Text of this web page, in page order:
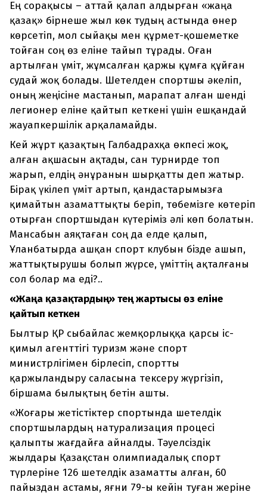
Ең сорақысы – аттай қалап алдырған «жаңа
қазақ» бірнеше жыл көк тудың астында өнер
көрсетіп, мол сыйақы мен құрмет-қошеметке
тойған соң өз еліне тайып тұрады. Оған
артылған үміт, жұмсалған қаржы құмға құйған
судай жоқ болады. Шетелден спортшы әкеліп,
оның жеңісіне мастанып, марапат алған шенді
легионер еліне қайтып кеткені үшін ешқандай
жауапкершілік арқаламайды.
Кей жұрт қазақтың Галбадрахқа өкпесі жоқ,
алған ақшасын ақтады, сан турнирде топ
жарып, елдің әнұранын шырқатты деп жатыр.
Бірақ үкілеп үміт артып, қандастарымызға
қимайтын азаматтықты беріп, төбемізге көтеріп
отырған спортшыдан күтеріміз әлі көп болатын.
Мансабын аяқтаған соң да елде қалып,
Ұланбатырда ашқан спорт клубын бізде ашып,
жаттықтырушы болып жүрсе, үміттің ақталғаны
сол болар ма еді?..
«Жаңа қазақтардың» тең жартысы өз еліне
қайтып кеткен
Былтыр ҚР сыбайлас жемқорлыққа қарсы іс-
қимыл агенттігі туризм және спорт
министрлігімен бірлесіп, спортты
қаржыландыру саласына тексеру жүргізіп,
біршама былықтың бетін ашты.
«Жоғары жетістіктер спортында шетелдік
спортшылардың натурализация процесі
қалыпты жағдайға айналды. Тәуелсіздік
жылдары Қазақстан олимпиадалық спорт
түрлеріне 126 шетелдік азаматты алған, 60
пайыздан астамы, яғни 79-ы кейін туған жеріне